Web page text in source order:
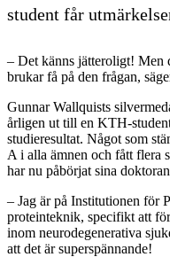
student får
– Det känns jätteroligt! Men
brukar få på den frågan,
Gunnar Wallquists
årligen ut till en KTH-
studieresultat. Något som
A i alla ämnen och fått flera
har nu påbörjat sina
– Jag är på Institutionen för
proteinteknik, specifikt att
inom neurodegenerativa
att det är superspännande!